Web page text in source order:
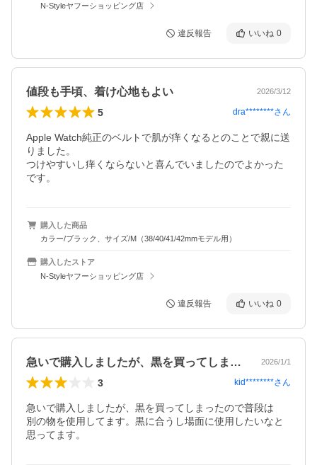
N-Styleヤフーショッピング店
違反報告 いいね 0
値段も手頃、着け心地もよい 2026/3/12
5 dra********さん
Apple Watch純正のベルトで肌が痒くなるとのことで親に送
りました。
つけやすいし痒くならないと喜んでいましたのでよかった
購入した商品
カラー/ブラック、サイズ/M（38/40/41/42mmモデル用）
購入したストア
N-Styleヤフーショッピング店
違反報告 いいね 0
急いで購入しましたが、黒を買ってしまっ… 2026/1/1
3 kid********さん
急いで購入しましたが、黒を買ってしまったので普段は
別の物を使用してます。黒に合うし場面に使用したいなと
思ってます。